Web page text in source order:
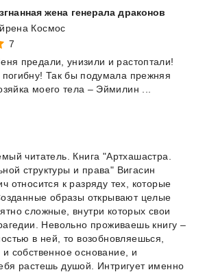
жена генерала драконов
Космос
7
предали, унизили и растоптали!
погибну! Так бы подумала прежняя
моего тела – Эймилин ...
читатель. Книга "Артхашастра.
структуры и права" Вигасин
относится к разряду тех, которые
образы открывают целые
сложные, внутри которых свои
Невольно проживаешь книгу –
в ней, то возобновляешься,
собственное основание, и
растешь душой. Интригует именно